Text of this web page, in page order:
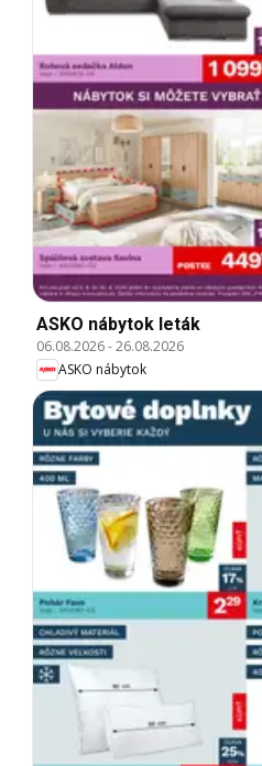
ASKO nábytok leták
06.08.2026-26.08.2026
ASKO nábytok